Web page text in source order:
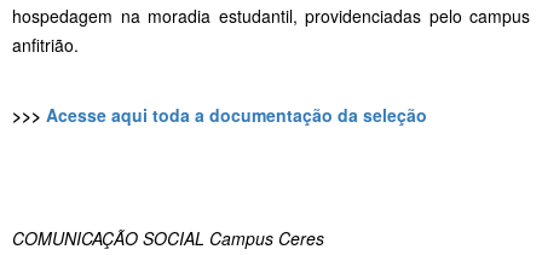
hospedagem na moradia estudantil, providenciadas pelo campus
anfitrião.
>>> Acesse aqui toda a documentação da seleção
COMUNICAÇÃO SOCIAL Campus Ceres